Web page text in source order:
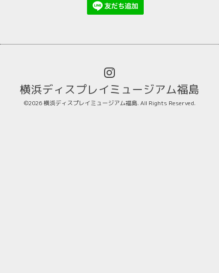
横浜ディスプレイミュージアム福島
©2026横浜ディスプレイミュージアム福島. All Rights Reserved.